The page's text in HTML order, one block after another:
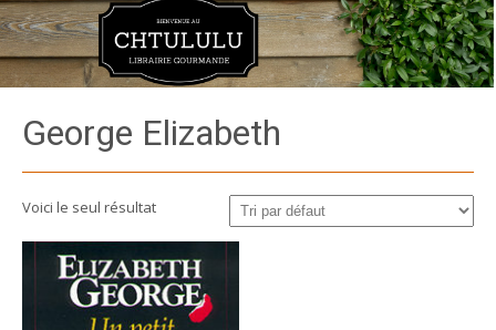
George Elizabeth
Voici le seul résultat